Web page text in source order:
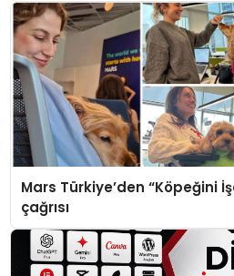
Mars Türkiye’den “Köpeğini
çağrısı